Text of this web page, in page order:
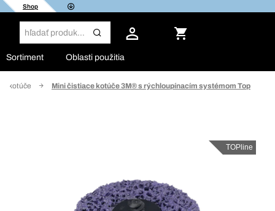
Shop
Sortiment Oblasti použitia
kotúče Mini čistiace kotúče 3M® s rýchloupínacím systémom Top
TOPline